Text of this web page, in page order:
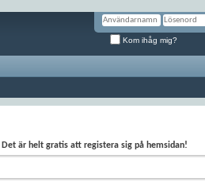
Kom ihåg mig?
Det är helt gratis att registera sig på hemsidan!